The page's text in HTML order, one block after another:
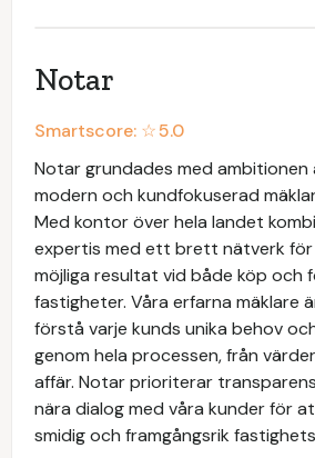
Notar
Smartscore: ☆5.0
Notar grundades med
modern och kundfokuserad
Med kontor över hela landet
expertis med ett brett nätverk
möjliga resultat vid både köp och
fastigheter. Våra erfarna mäklare
förstå varje kunds unika behov
genom hela processen, från
affär. Notar prioriterar
nära dialog med våra kunder för
smidig och framgångsrik